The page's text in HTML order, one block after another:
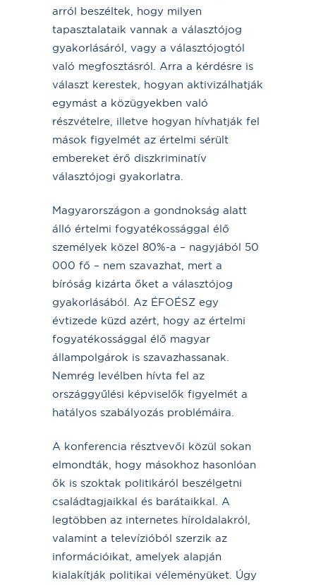
arról beszéltek, hogy milyen
tapasztalataik vannak a választójog
gyakorlásáról, vagy a választójogtól
való megfosztásról. Arra a kérdésre is
választ kerestek, hogyan aktivizálhatják
egymást a közügyekben való
részvételre, illetve hogyan hívhatják fel
mások figyelmét az értelmi sérült
embereket érő diszkriminatív
választójogi gyakorlatra.
Magyarországon a gondnokság alatt
álló értelmi fogyatékossággal élő
személyek közel 80%-a – nagyjából 50
000 fő – nem szavazhat, mert a
bíróság kizárta őket a választójog
gyakorlásából. Az ÉFOÉSZ egy
évtizede küzd azért, hogy az értelmi
fogyatékossággal élő magyar
állampolgárok is szavazhassanak.
Nemrég levélben hívta fel az
országgyűlési képviselők figyelmét a
hatályos szabályozás problémáira.
A konferencia résztvevői közül sokan
elmondták, hogy másokhoz hasonlóan
ők is szoktak politikáról beszélgetni
családtagjaikkal és barátaikkal. A
legtöbben az internetes híroldalakról,
valamint a televízióból szerzik az
információikat, amelyek alapján
kialakítják politikai véleményüket. Úgy